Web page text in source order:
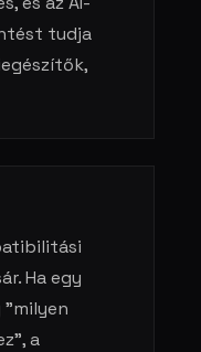
tudja
Ha egy
"milyen
a